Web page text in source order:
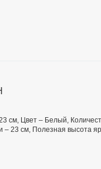
см, Цвет – Белый,
23 см, Полезная высота